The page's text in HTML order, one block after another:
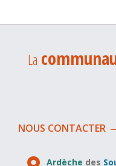
La
NOUS CONTACTER
Ardèche des